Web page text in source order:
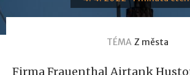
TÉMA Z města
Firma Frauenthal Airtank